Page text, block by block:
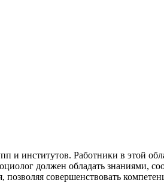
и институтов. Работники в этой
должен обладать знаниями,
совершенствовать